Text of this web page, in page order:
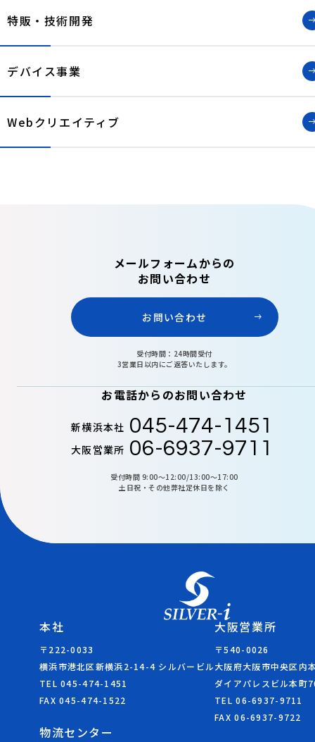
特販・技術開発
デバイス事業
Webクリエイティブ
メールフォームからの
お問い合わせ
お問い合わせ
受付時間：24時間受付
3営業日以内にご返答いたします。
お電話からのお問い合わせ
新横浜本社 045-474-1451
大阪営業所 06-6937-9711
受付時間 9:00〜12:00/13:00〜17:00
土日祝・その他弊社定休日を除く
本社
〒222-0033
横浜市港北区新横浜2-14-4 シルバービル
TEL 045-474-1451
FAX 045-474-1522
大阪営業所
〒540-0026
大阪府大阪市中央区内
ダイアパレスビル本町
TEL 06-6937-9711
FAX 06-6937-9722
物流センター